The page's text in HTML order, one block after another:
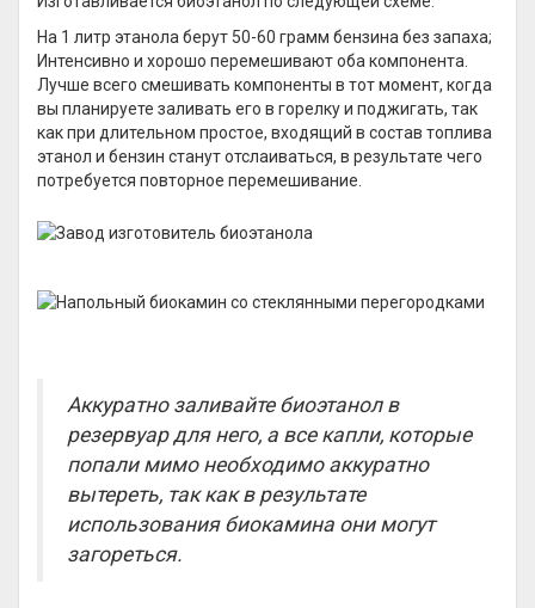
На 1 литр этанола берут 50-60 грамм бензина без запаха;
Интенсивно и хорошо перемешивают оба компонента.
Лучше всего смешивать компоненты в тот момент, когда
вы планируете заливать его в горелку и поджигать, так
как при длительном простое, входящий в состав топлива
этанол и бензин станут отслаиваться, в результате чего
потребуется повторное перемешивание.
Аккуратно заливайте биоэтанол в
резервуар для него, а все капли, которые
попали мимо необходимо аккуратно
вытереть, так как в результате
использования биокамина они могут
загореться.